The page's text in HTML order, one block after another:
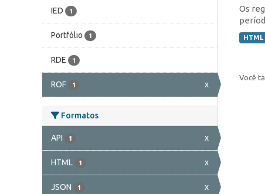
IED 1
Portfólio 1
RDE 1
ROF 1 x
Formatos
API 1 x
HTML 1 x
JSON 1 x
Os
HTML
Você